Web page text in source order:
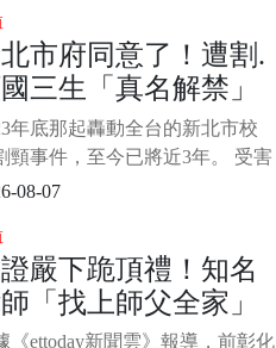
片後，案情才因此曝光。 影片
顯示，女童遭到20歲男子岡薩
侵犯，讓父母悲憤不已。 1/3
來源：ETtod
市府同意了！遭割.
三生「真名解禁」
曝光 爸痛哭：不
無名氏
年底那起轟動全台的新北市校
頸事件，至今已將近3年。 受害
的雙親這段時間不停四處陳
聞裡的匿名符號。 如今他們的
終於達成，新北市政府昨日正
准，同意在公益目的下公開受
生的真實姓名「楊承勳」。 1/3
08-07
證嚴下跪頂禮！知名
「找上師父全家」
濟10億 「睡黃金
《ettoday新聞雲》報導，前彰化